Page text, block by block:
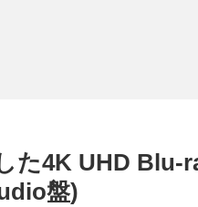
た4K UHD Blu-
盤)